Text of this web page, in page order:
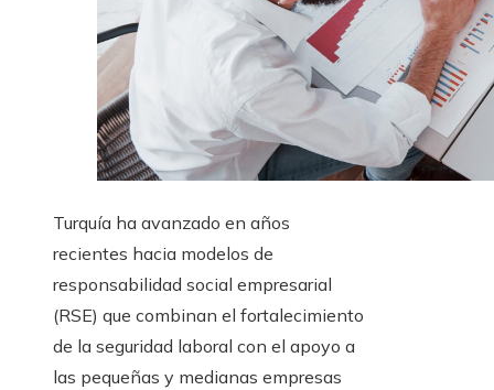
Turquía ha avanzado en años
recientes hacia modelos de
responsabilidad social empresarial
(RSE) que combinan el fortalecimiento
de la seguridad laboral con el apoyo a
las pequeñas y medianas empresas